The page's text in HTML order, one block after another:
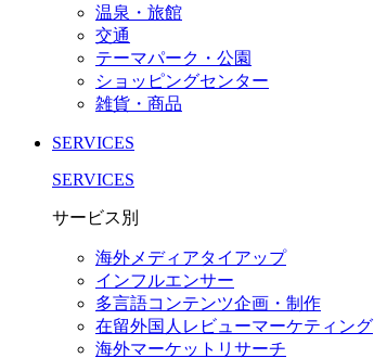
温泉・旅館
交通
テーマパーク・公園
ショッピングセンター
雑貨・商品
SERVICES
SERVICES
サービス別
海外メディアタイアップ
インフルエンサー
多言語コンテンツ企画・制作
在留外国⼈レビューマーケティング
海外マーケットリサーチ